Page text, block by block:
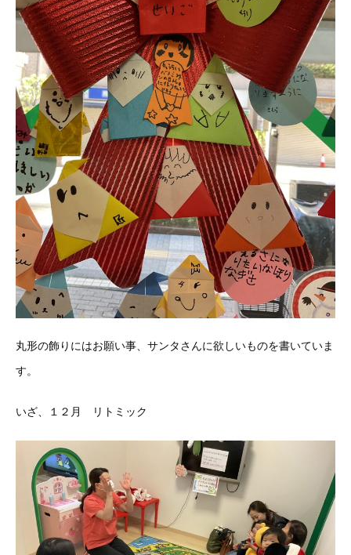
丸形の飾りにはお願い事、サンタさんに欲しいものを書いていま
す。
いざ、１２月 リトミック